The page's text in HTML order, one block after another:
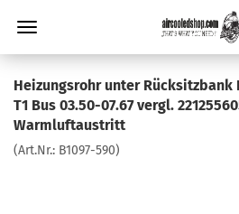
Heizungsrohr unter Rücksitzbank
T1 Bus 03.50-07.67 vergl.
Warmluftaustritt
(Art.Nr.: B1097-590)